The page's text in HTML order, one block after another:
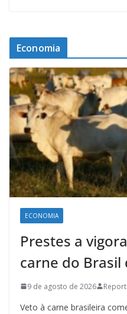
Economia
ECONOMIA
Prestes a
carne do Brasil
9 de agosto de 2026
Veto à carne brasileira